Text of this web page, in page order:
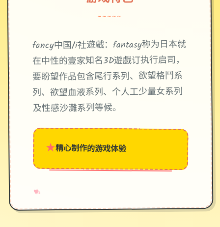
~~~~~
fancy中国/i社遊戲：fantasy称为日本就
在中性的壹家知名3D遊戲订执行启司，
要盼望作品包含尾行系列、欲望格鬥系
列、欲望血液系列、个人工少量女系列
及性感沙灘系列等候。
★精心制作的游戏体验
♥
✧
→